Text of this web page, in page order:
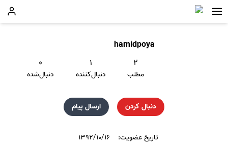
hamidpoya
۲
مطلب
۱
دنبال‌کننده
۰
دنبال‌شده
دنبال کردن ارسال پیام
تاریخ عضویت: ۱۳۹۲/۱۰/۱۶